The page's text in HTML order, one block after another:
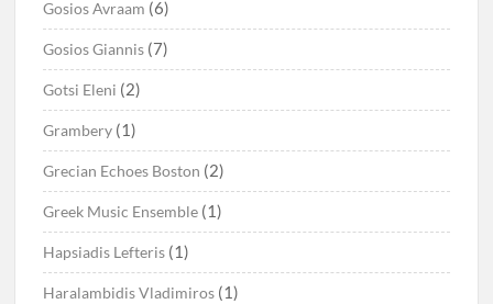
Gosios Avraam (6)
Gosios Giannis (7)
Gotsi Eleni (2)
Grambery (1)
Grecian Echoes Boston (2)
Greek Music Ensemble (1)
Hapsiadis Lefteris (1)
Haralambidis Vladimiros (1)